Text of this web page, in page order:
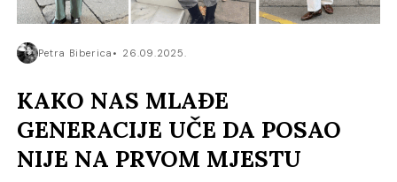
Petra Biberica 26.09.2025.
KAKO NAS MLAĐE
GENERACIJE UČE DA POSAO
NIJE NA PRVOM MJESTU